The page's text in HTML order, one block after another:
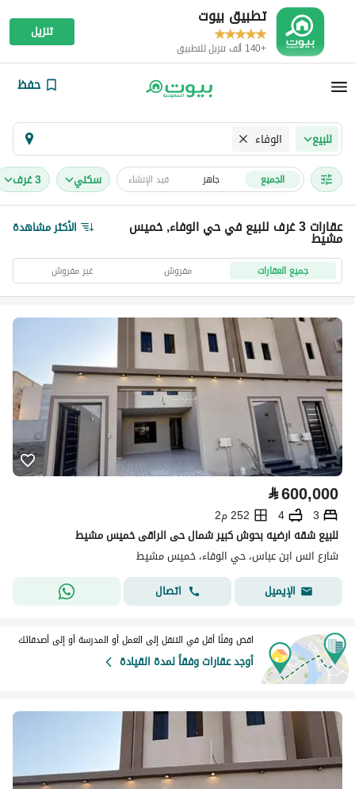
تطبيق بيوت
+140 ألف تنزيل للتطبيق
تنزيل
حفظ
للبيع الوفاء
الجميع جاهز قيد الإنشاء سكني 3 غرف
عقارات 3 غرف للبيع في حي الوفاء, خميس مشيط الأكثر مشاهدة
جميع العقارات مفروش غير مفروش
⃁600,000
3
4
252 م2
للبيع شقه ارضيه بحوش كبير شمال حى الراقى خميس مشيط
شارع انس ابن عباس، حي الوفاء، خميس مشيط
الإيميل
اتصال
اقض وقتًا أقل في التنقل إلى العمل أو المدرسة أو إلى أصدقائك
أوجد عقارات وفقاً لمدة القيادة